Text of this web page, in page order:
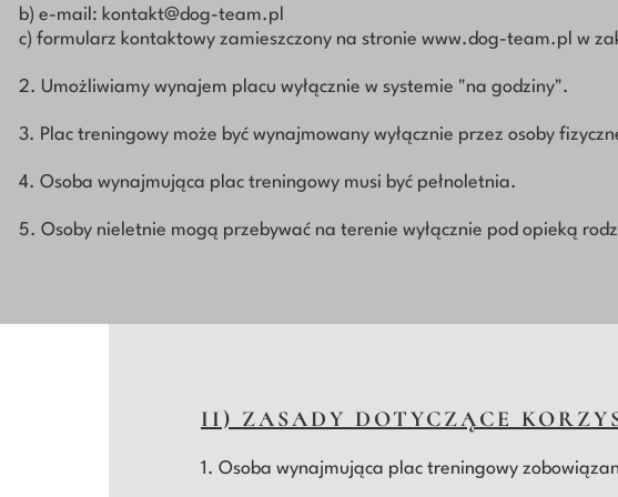
II) ZASADY DOTYCZĄCE
1. Osoba wynajmująca plac treningowy
b) e-mail: kontakt@dog-team.pl
c) formularz kontaktowy zamieszczony na stronie www.dog-team.pl w
2. Umożliwiamy wynajem placu wyłącznie w systemie "na godziny".
3. Plac treningowy może być wynajmowany wyłącznie przez osoby
4. Osoba wynajmująca plac treningowy musi być pełnoletnia.
5. Osoby nieletnie mogą przebywać na terenie wyłącznie pod opieką